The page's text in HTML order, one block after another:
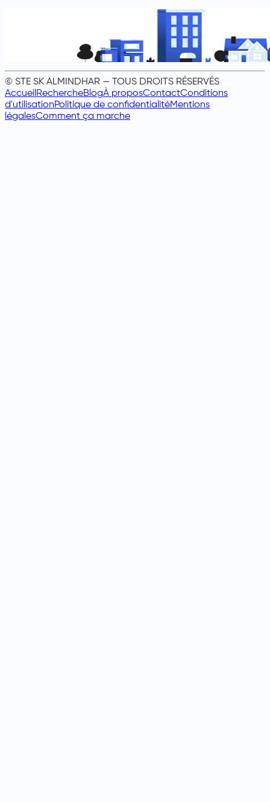
© STE SK ALMINDHAR — TOUS DROITS RÉSERVÉS
AccueilRechercheBlogÀ proposContactConditions
d'utilisationPolitique de confidentialitéMentions
légalesComment ça marche